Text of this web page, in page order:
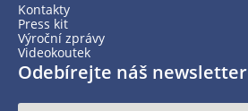
Kontakty
Press kit
Výroční zprávy
Videokoutek
Odebírejte náš newsletter